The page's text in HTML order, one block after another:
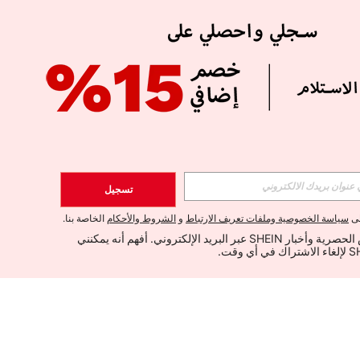
تسجيل
سياسة الخصوصية وملفات تعريف الارتباط و الشروط والأحكام الخاصة بنا.
أود تلقي العروض الحصرية وأخبار SHEIN عبر البريد الإلكتروني. أفهم أنه يمكنني